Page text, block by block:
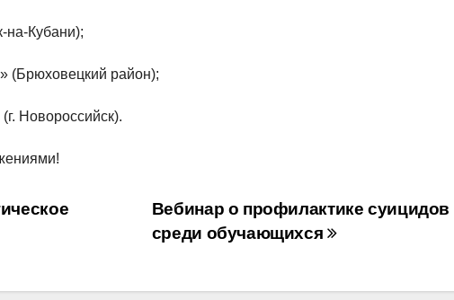
на-Кубани);
(Брюховецкий район);
Новороссийск).
Вебинар о профилактике суицидов
среди обучающихся